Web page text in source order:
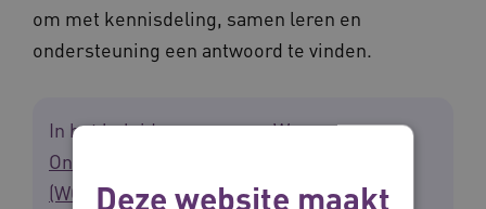
om met kennisdeling, samen leren en
ondersteuning een antwoord te vinden.
In het beleidsprogrammaWonen,
Ondersteuning en Zorg voor Ouderen
(WOZO)van de rijksoverheid, staat de
Deze website maakt